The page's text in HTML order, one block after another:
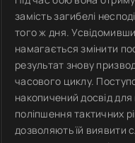
замість загибелі
того ж дня.
намагається змінити
результат знову
часового циклу.
накопичений досвід
поліпшення тактичних
дозволяють їй виявити